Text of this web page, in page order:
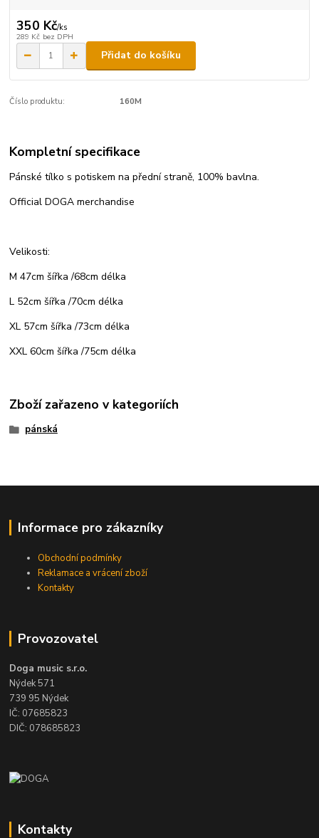
350 Kč/ks
289 Kč bez DPH
Přidat do košíku
Číslo produktu: 160M
Kompletní specifikace
Pánské tílko s potiskem na přední straně, 100% bavlna.
Official DOGA merchandise
Velikosti:
M 47cm šířka /68cm délka
L 52cm šířka /70cm délka
XL 57cm šířka /73cm délka
XXL 60cm šířka /75cm délka
Zboží zařazeno v kategoriích
pánská
Informace pro zákazníky
Obchodní podmínky
Reklamace a vrácení zboží
Kontakty
Provozovatel
Doga music s.r.o.
Nýdek 571
739 95 Nýdek
IČ: 07685823
DIČ: 078685823
Kontakty